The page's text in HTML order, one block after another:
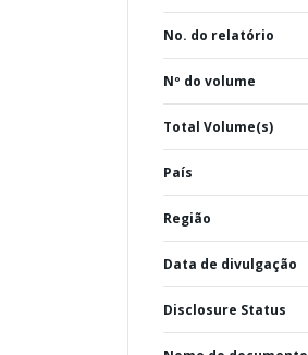
No. do relatório
Nº do volume
Total Volume(s)
País
Região
Data de divulgação
Disclosure Status